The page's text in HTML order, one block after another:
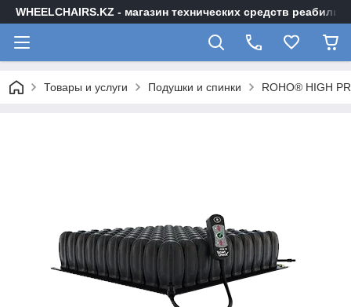
WHEELCHAIRS.KZ - магазин технических средств
Товары и услуги Подушки и спинки ROHO® HIGH